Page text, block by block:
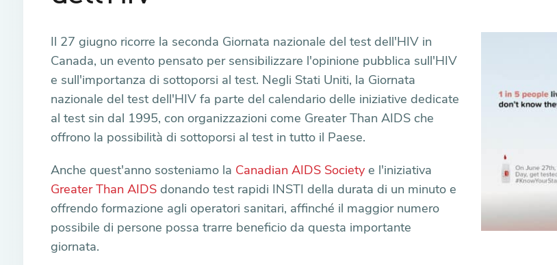
Il 27 giugno ricorre la seconda Giornata nazionale del test dell'HIV in
Canada, un evento pensato per sensibilizzare l'opinione pubblica sull'HIV
e sull'importanza di sottoporsi al test. Negli Stati Uniti, la Giornata
nazionale del test dell'HIV fa parte del calendario delle iniziative dedicate
al test sin dal 1995, con organizzazioni come Greater Than AIDS che
offrono la possibilità di sottoporsi al test in tutto il Paese.
Anche quest'anno sosteniamo la Canadian AIDS Societye l'iniziativa
Greater Than AIDSdonando test rapidi INSTI della durata di un minuto e
offrendo formazione agli operatori sanitari, affinché il maggior numero
possibile di persone possa trarre beneficio da questa importante
giornata.